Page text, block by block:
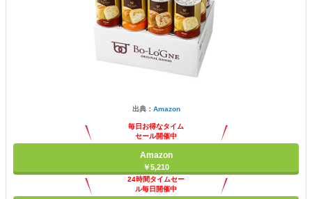
出典： Amazon
毎日お得なタイム
セール開催中
Amazon
￥5,210
24時間タイムセー
ル毎日開催中